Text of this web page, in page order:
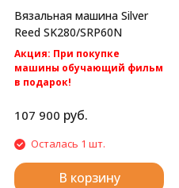
Вязальная машина Silver
Reed SK280/SRP60N
Акция: При покупке
машины обучающий фильм
в подарок!
доставка по России.
Silver Reed SK280/SRP60N -cамая
популярная перфокарточная 2
фонтурная вязальная машина
5 класса.
107 900 руб.
Осталась 1 шт.
В корзину